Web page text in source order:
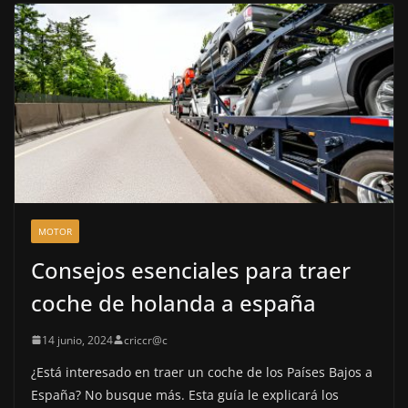
MOTOR
Consejos esenciales para traer
coche de holanda a españa
14 junio, 2024 criccr@c
¿Está interesado en traer un coche de los Países Bajos a
España? No busque más. Esta guía le explicará los